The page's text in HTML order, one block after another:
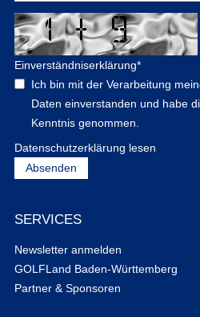
Einverständniserklärung*
Ich bin mit der Verarbeitung
Daten einverstanden und habe
Kenntnis genommen.
Datenschutzerklärung lesen
SERVICES
Newsletter anmelden
GOLFLand Baden-Württemberg
Partner & Sponsoren